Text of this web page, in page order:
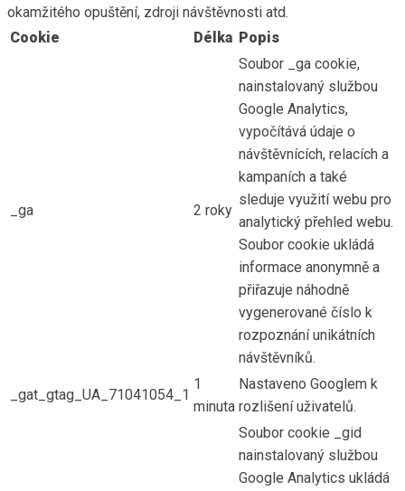
okamžitého opuštění, zdroji návštěvnosti atd.
Cookie
Délka Popis
_ga 2 roky
Soubor _ga cookie,
nainstalovaný službou
Google Analytics,
vypočítává údaje o
návštěvnících, relacích a
kampaních a také
sleduje využití webu pro
analytický přehled webu.
Soubor cookie ukládá
informace anonymně a
přiřazuje náhodně
vygenerované číslo k
rozpoznání unikátních
návštěvníků.
_gat_gtag_UA_71041054_1
1
minuta
Nastaveno Googlem k
rozlišení uživatelů.
Soubor cookie _gid
nainstalovaný službou
Google Analytics ukládá